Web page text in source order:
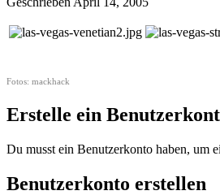
Fotos: mackhack
Erstelle ein
Du musst ein Benutzerkonto haben, um
Benutzerkonto erstellen